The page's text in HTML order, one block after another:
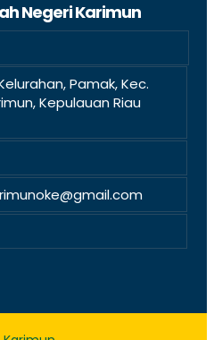
Negeri Karimun
Pamak, Kec.
Kepulauan Riau